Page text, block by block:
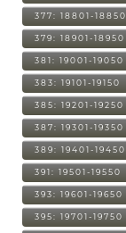
377: 18801-18850
379: 18901-18950
381: 19001-19050
383: 19101-19150
385: 19201-19250
387: 19301-19350
389: 19401-19450
391: 19501-19550
393: 19601-19650
395: 19701-19750